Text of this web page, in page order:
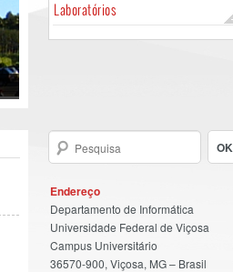
Laboratórios
Endereço
Departamento de Informática
Universidade Federal de Viçosa
Campus Universitário
36570-900, Viçosa, MG – Brasil